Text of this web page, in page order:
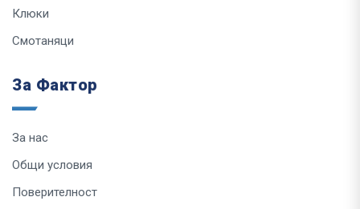
Клюки
Смотаняци
За Фактор
За нас
Общи условия
Поверителност